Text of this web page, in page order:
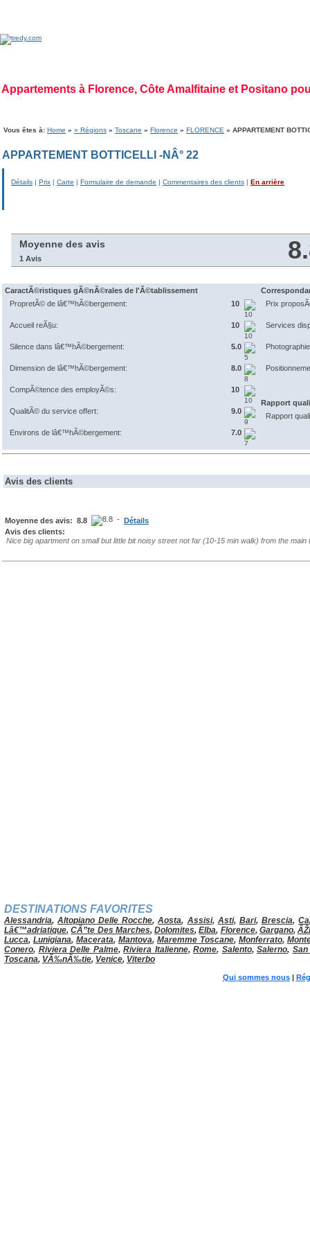
Appartements à Florence, Côte Amalfitaine et Positano
Vous êtes à: Home » » Régions » Toscane » Florence » FLORENCE » APPARTEMENT
APPARTEMENT BOTTICELLI -NÂ° 22
Détails | Prix | Carte | Formulaire de demande | Commentaires des clients | En arrière
Moyenne des avis
1 Avis
CaractÃ©ristiques gÃ©nÃ©rales de l'Ã©tablissement
PropretÃ© de lâ€™hÃ©bergement:
10
Accueil reÃ§u: 10
Silence dans lâ€™hÃ©bergement: 5.0
Dimension de lâ€™hÃ©bergement: 8.0
CompÃ©tence des employÃ©s: 10
QualitÃ© du service offert: 9.0
Environs de lâ€™hÃ©bergement: 7.0
Prix
Services
Rapport
Rapport
Avis des clients
Moyenne des avis: 8.8 - Détails
Avis des clients:
Nice big apartment on small but little bit noisy street not far (10-15 min walk) from the main
DESTINATIONS FAVORITES
Alessandria,Altopiano Delle Rocche,Aosta, Assisi, Asti, Bari, Brescia,
Lâ€™adriatique,CÃ”te Des Marches,Dolomites,Elba, Florence, Gargano,
Lucca, Lunigiana, Macerata, Mantova, Maremme Toscane, Monferrato,
Conero, Riviera Delle Palme, Riviera Italienne, Rome, Salento, Salerno, San
Toscana, VÃ‰nÃ‰tie, Venice, Viterbo
Qui sommes nous|